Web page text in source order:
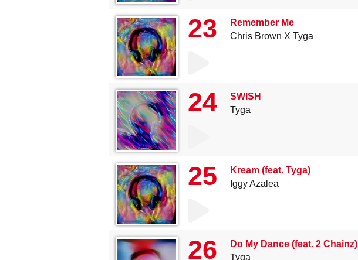
23
Remember Me
Chris Brown X Tyga
24
SWISH
Tyga
25
Kream (feat. Tyga)
Iggy Azalea
26
Do My Dance (feat. 2 Chainz)
Tyga